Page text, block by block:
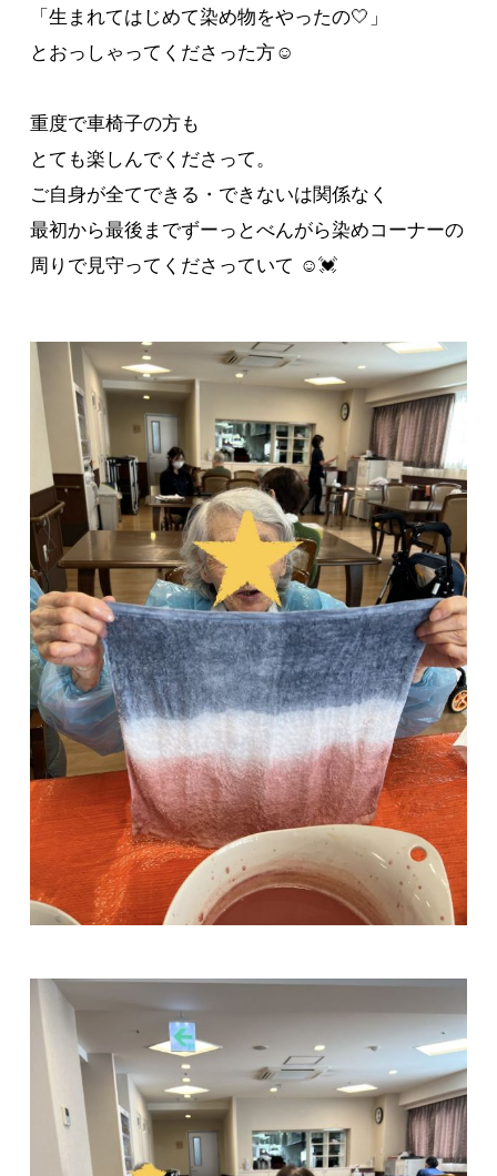
「生まれてはじめて染め物をやったの🤍」
とおっしゃってくださった方☺️
重度で車椅子の方も
とても楽しんでくださって。
ご自身が全てできる・できないは関係なく
最初から最後までずーっとべんがら染めコーナーの
周りで見守ってくださっていて ☺️💓